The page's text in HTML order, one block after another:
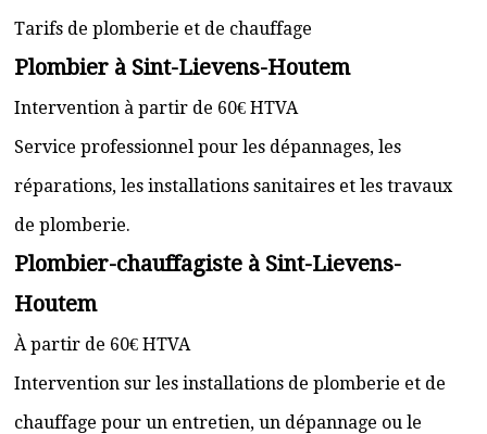
Tarifs de plomberie et de chauffage
Plombier à Sint-Lievens-Houtem
Intervention à partir de 60€ HTVA
Service professionnel pour les dépannages, les
réparations, les installations sanitaires et les travaux
de plomberie.
Plombier-chauffagiste à Sint-Lievens-
Houtem
À partir de 60€ HTVA
Intervention sur les installations de plomberie et de
chauffage pour un entretien, un dépannage ou le